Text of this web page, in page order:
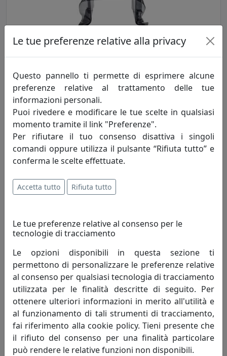
IPlex
TAVOLINO QUADRATO BASSO, LINEA DRAPPEGGI, MULTICOLOR,
IPlex
149,00 €
Le tue preferenze relative alla privacy
Questo pannello ti permette di esprimere alcune
preferenze relative al trattamento delle tue
informazioni personali.
Puoi rivedere e modificare le tue scelte in qualsiasi
momento tramite il link "Preferenze".
Per rifiutare il tuo consenso disattiva i singoli
comandi oppure utilizza il pulsante “Rifiuta tutto” e
conferma le scelte effettuate.
Accetta tutto Rifiuta tutto
Le tue preferenze relative al consenso per le
tecnologie di tracciamento
Le opzioni disponibili in questa sezione ti
permettono di personalizzare le preferenze relative
al consenso per qualsiasi tecnologia di tracciamento
utilizzata per le finalità descritte di seguito. Per
ottenere ulteriori informazioni in merito all'utilità e
al funzionamento di tali strumenti di tracciamento,
fai riferimento alla cookie policy. Tieni presente che
il rifiuto del consenso per una finalità particolare
può rendere le relative funzioni non disponibili.